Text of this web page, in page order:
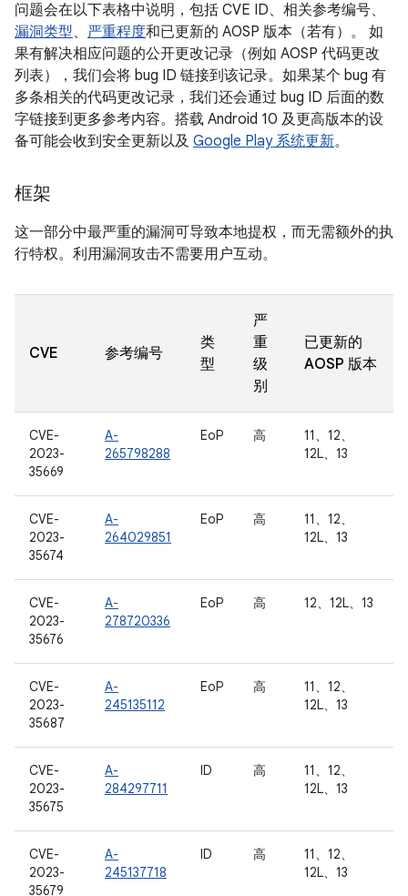
问题会在以下表格中说明，包括 CVE ID、相关参考编号、
漏洞类型、 严重程度和已更新的 AOSP 版本（若有）。 如
果有解决相应问题的公开更改记录（例如 AOSP 代码更改
列表），我们会将 bug ID 链接到该记录。如果某个 bug 有
多条相关的代码更改记录，我们还会通过 bug ID 后面的数
字链接到更多参考内容。搭载 Android 10 及更高版本的设
备可能会收到安全更新以及 Google Play 系统更新。
框架
这一部分中最严重的漏洞可导致本地提权，而无需额外的执
行特权。利用漏洞攻击不需要用户互动。
CVE 参考编号
类
型
严
重
级
别
已更新的
AOSP 版本
CVE-
2023-
35669
A-
265798288
EoP 高
11、12、
12L、13
CVE-
2023-
35674
A-
264029851
EoP 高
11、12、
12L、13
CVE-
2023-
35676
A-
278720336
EoP 高 12、12L、13
CVE-
2023-
35687
A-
245135112
EoP 高
11、12、
12L、13
CVE-
2023-
35675
A-
284297711
ID 高
11、12、
12L、13
CVE-
2023-
35679
A-
245137718
ID 高
11、12、
12L、13